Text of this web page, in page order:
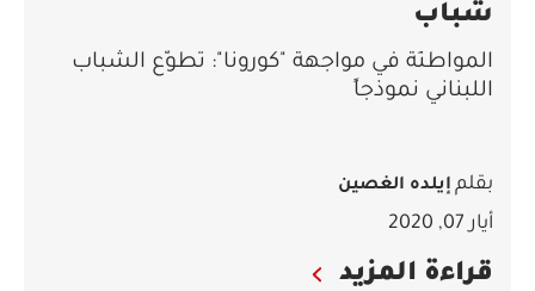
شباب
المواطنَة في مواجهة "كورونا": تطوّع الشباب
اللبناني نموذجاً
بقلم إيلده الغصين
أيار 07, 2020
قراءة المزيد